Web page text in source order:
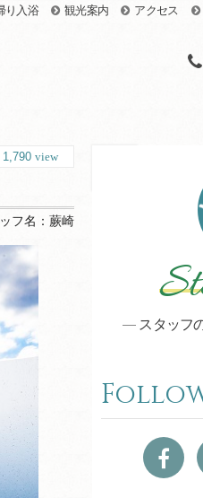
り入浴 観光案内 アクセス
1,790 view
フ名： 蕨崎
スタッフ